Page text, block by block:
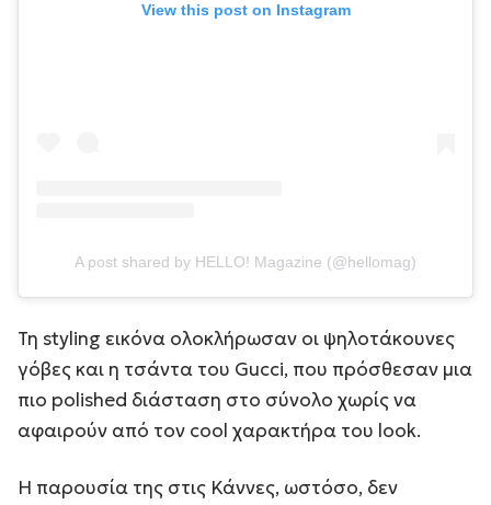
View this post on Instagram
A post shared by HELLO! Magazine (@hellomag)
Τη styling εικόνα ολοκλήρωσαν οι ψηλοτάκουνες
γόβες και η τσάντα του Gucci, που πρόσθεσαν μια
πιο polished διάσταση στο σύνολο χωρίς να
αφαιρούν από τον cool χαρακτήρα του look.
Η παρουσία της στις Κάννες, ωστόσο, δεν